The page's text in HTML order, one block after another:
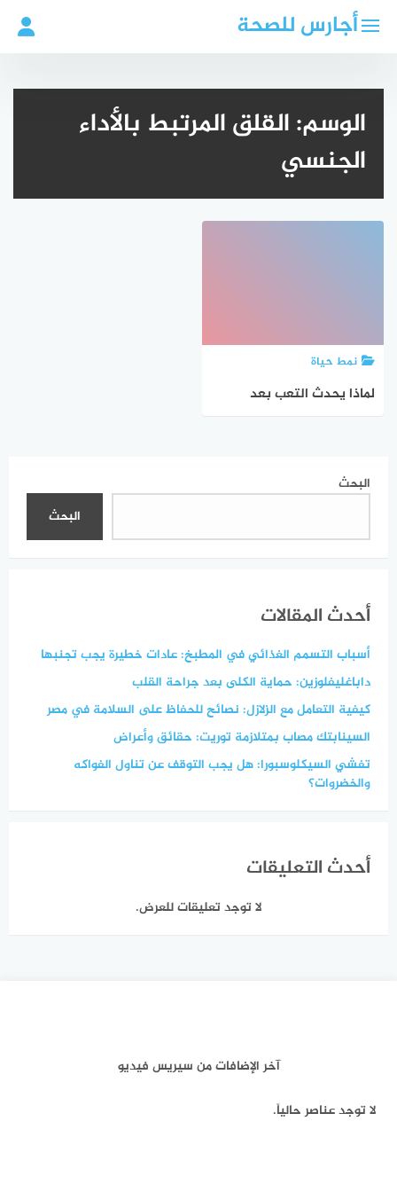
أجارس للصحة
الوسم:القلق المرتبط بالأداء
الجنسي
نمط حياة
لماذا يحدث التعب بعد
البحث
البحث
أحدث المقالات
أسباب التسمم الغذائي في المطبخ: عادات خطيرة يجب تجنبها
داباغليفلوزين: حماية الكلى بعد جراحة القلب
كيفية التعامل مع الزلازل: نصائح للحفاظ على السلامة في مصر
السينابتك مصاب بمتلازمة توريت: حقائق وأعراض
تفشي السيكلوسبورا: هل يجب التوقف عن تناول الفواكه
والخضروات؟
أحدث التعليقات
لا توجد تعليقات للعرض.
آخر الإضافات من سيريس فيديو
لا توجد عناصر حالياً.